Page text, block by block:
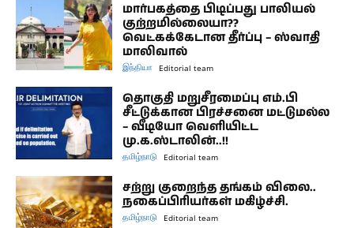
மார்பகத்தை பிடிப்பது பாலியல்
குற்றமில்லையா??
வெட்கக்கேடான தீர்ப்பு – ஸ்வாதி
மாலிவால்
இந்தியா Editorial team
தொகுதி மறுசீரமைப்பு எம்.பி
சீட்டுக்கான பிரச்சனை மட்டுமல்ல
– வீடியோ வெளியிட்ட
மு.க.ஸ்டாலின்..!!
தமிழ்நாடு Editorial team
சற்று குறைந்த தங்கம் விலை..
நகைப்பிரியர்கள் மகிழ்ச்சி.
தமிழ்நாடு Editorial team